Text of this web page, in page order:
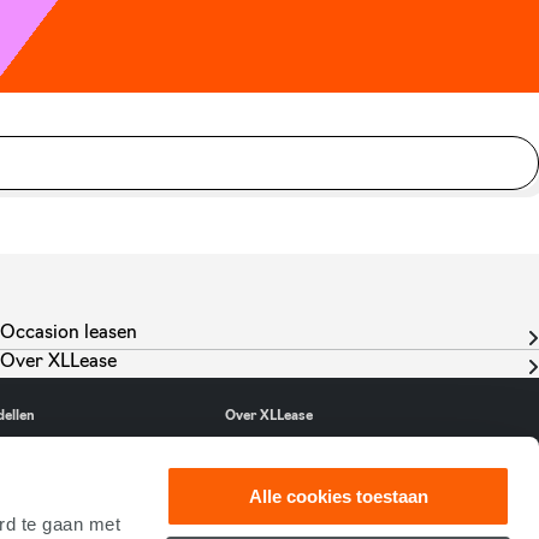
te gaan met
Alle cookies toestaan
Occasion leasen
Over XLLease
Over XLLease
Contact
Over ons
Nieuws